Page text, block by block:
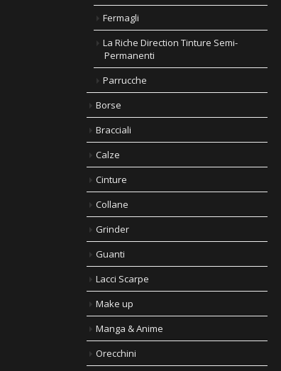
Fermagli
La Riche Direction Tinture Semi-
Permanenti
Parrucche
Borse
Bracciali
Calze
Cinture
Collane
Grinder
Guanti
Lacci Scarpe
Make up
Manga & Anime
Orecchini